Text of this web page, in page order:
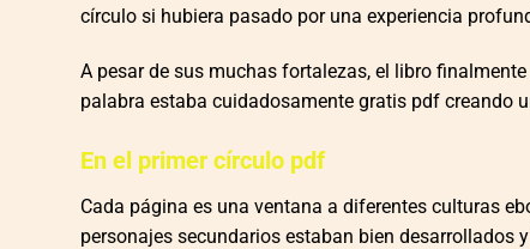
círculo si hubiera pasado por una experiencia
A pesar de sus muchas fortalezas, el libro
palabra estaba cuidadosamente gratis pdf creando
En el primer círculo pdf
Cada página es una ventana a diferentes culturas
personajes secundarios estaban bien desarrollados